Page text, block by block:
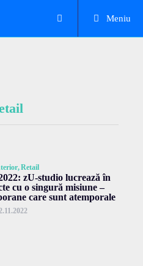
Meniu
Retail
zU-studio lucrează în
cu o singură misiune –
care sunt atemporale